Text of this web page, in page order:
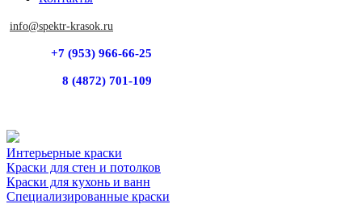
info@spektr-krasok.ru
+7 (953) 966-66-25
8 (4872) 701-109
Интерьерные краски
Краски для стен и потолков
Краски для кухонь и ванн
Специализированные краски